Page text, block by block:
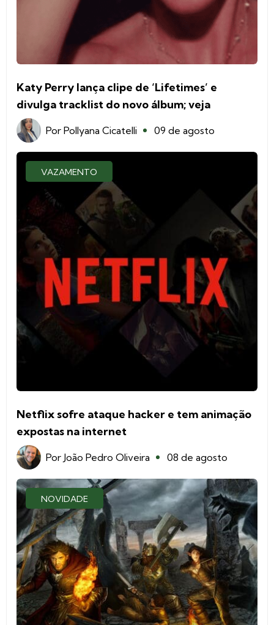
Katy Perry lança clipe de ‘Lifetimes’ e
divulga tracklist do novo álbum; veja
Por Pollyana Cicatelli 09 de agosto
VAZAMENTO
Netflix sofre ataque hacker e tem animação
expostas na internet
Por João Pedro Oliveira 08 de agosto
NOVIDADE